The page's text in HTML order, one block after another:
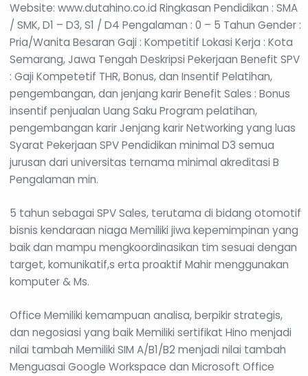
Website: www.dutahino.co.id Ringkasan Pendidikan : SMA
/ SMK, D1 – D3, S1 / D4 Pengalaman : 0 – 5 Tahun Gender :
Pria/Wanita Besaran Gaji : Kompetitif Lokasi Kerja : Kota
Semarang, Jawa Tengah Deskripsi Pekerjaan Benefit SPV
: Gaji Kompetetif THR, Bonus, dan Insentif Pelatihan,
pengembangan, dan jenjang karir Benefit Sales : Bonus
insentif penjualan Uang Saku Program pelatihan,
pengembangan karir Jenjang karir Networking yang luas
Syarat Pekerjaan SPV Pendidikan minimal D3 semua
jurusan dari universitas ternama minimal akreditasi B
Pengalaman min.
5 tahun sebagai SPV Sales, terutama di bidang otomotif
bisnis kendaraan niaga Memiliki jiwa kepemimpinan yang
baik dan mampu mengkoordinasikan tim sesuai dengan
target, komunikatif,s erta proaktif Mahir menggunakan
komputer & Ms.
Office Memiliki kemampuan analisa, berpikir strategis,
dan negosiasi yang baik Memiliki sertifikat Hino menjadi
nilai tambah Memiliki SIM A/B1/B2 menjadi nilai tambah
Menguasai Google Workspace dan Microsoft Office